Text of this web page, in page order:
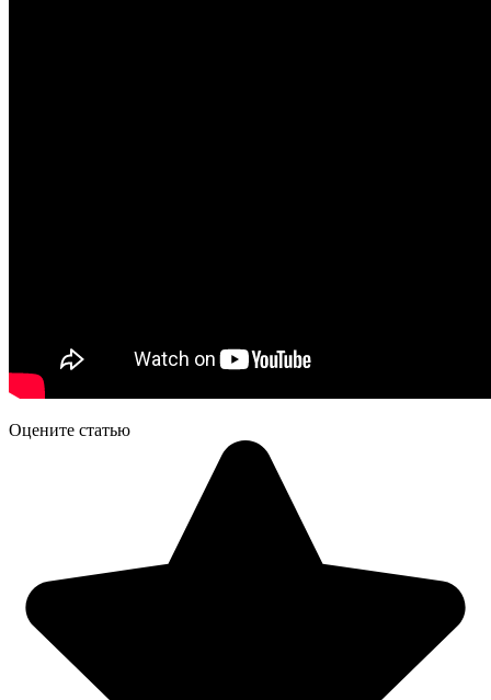
Оцените статью